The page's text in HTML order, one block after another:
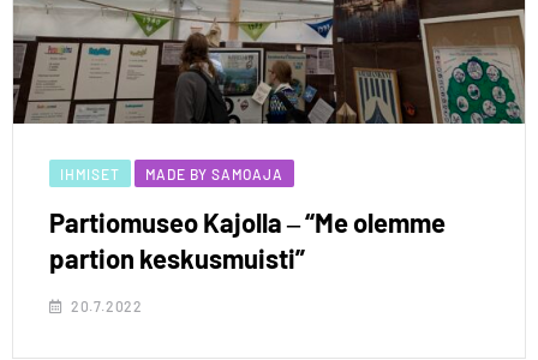
IHMISET MADE BY SAMOAJA
Partiomuseo Kajolla ‒ “Me olemme
partion keskusmuisti”
20.7.2022